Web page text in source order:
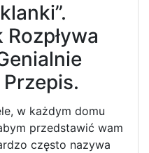
Rozpływa
w każdym domu
przedstawić wam
często nazywa